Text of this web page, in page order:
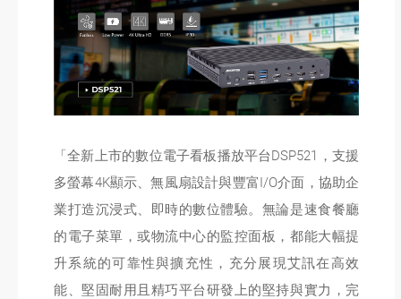
「全新上市的數位電子看板播放平台DSP521，支援
多螢幕4K顯示、無風扇設計與豐富I/O介面，協助企
業打造沉浸式、即時的數位體驗。無論是速食餐廳
的電子菜單，或物流中心的監控面板，都能大幅提
升系統的可靠性與擴充性，充分展現艾訊在高效
能、堅固耐用且精巧平台研發上的堅持與實力，完